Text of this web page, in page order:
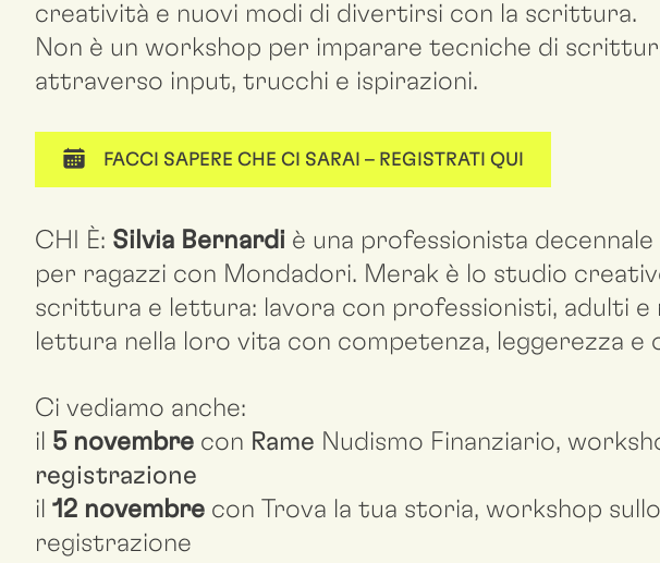
creatività e nuovi modi di divertirsi con la scrittura.
Non è un workshop per imparare tecniche di
attraverso input, trucchi e ispirazioni.
FACCI SAPERE CHE CI SARAI – REGISTRATI QUI
CHI È: Silvia Bernardi è una professionista
per ragazzi con Mondadori. Merak è lo studio
scrittura e lettura: lavora con professionisti, adulti
lettura nella loro vita con competenza, leggerezza e
Ci vediamo anche:
il 5 novembre con Rame Nudismo Finanziario,
registrazione
il12 novembre con Trova la tua storia, workshop
registrazione